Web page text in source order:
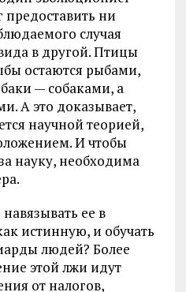
предоставить ни
случая
в другой. Птицы
остаются рыбами,
— собаками, а
А это доказывает,
научной теорией,
И чтобы
науку, необходима
ее в
истинную, и обучать
людей? Более
этой лжи идут
от налогов,